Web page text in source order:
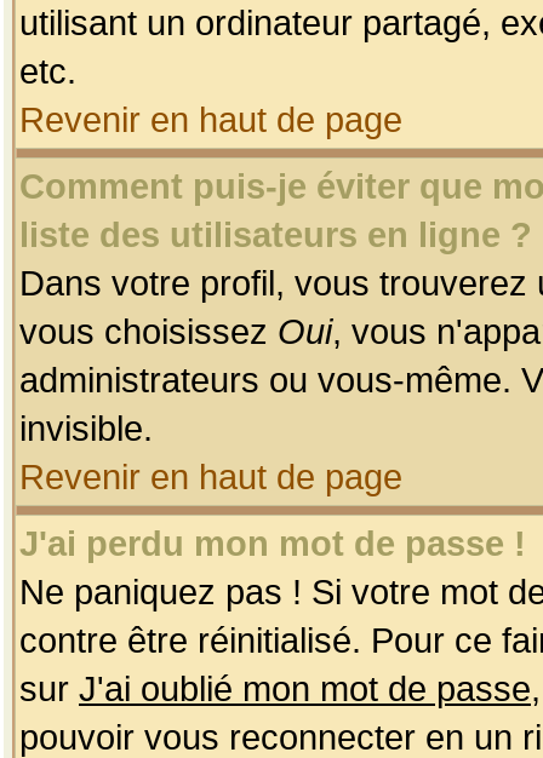
utilisant un ordinateur partagé,
etc.
Revenir en haut de page
Comment puis-je éviter que
liste des utilisateurs en ligne ?
Dans votre profil, vous
vous choisissez Oui, vous
administrateurs ou vous-même.
invisible.
Revenir en haut de page
J'ai perdu mon mot de passe !
Ne paniquez pas ! Si votre mot
contre être réinitialisé. Pour ce
sur J'ai oublié mon mot de passe
pouvoir vous reconnecter en un